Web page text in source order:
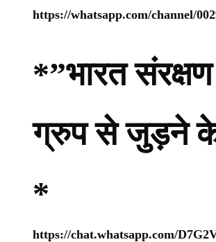
https://whatsapp.com/channel/
*”भारत
ग्रुप से जुड़ने के
*
https://chat.whatsapp.com/